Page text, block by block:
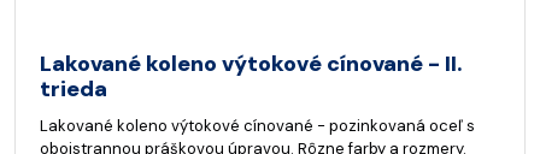
Lakované koleno výtokové cínované - II.
trieda
Lakované koleno výtokové cínované - pozinkovaná oceľ s
obojstrannou práškovou úpravou. Rôzne farby a rozmery.